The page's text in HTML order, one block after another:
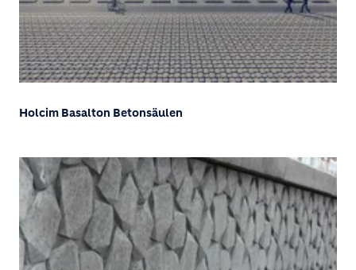
Holcim Basalton Betonsäulen